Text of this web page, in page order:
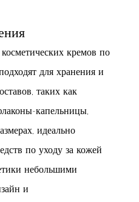
кремов по
для хранения и
таких как
капельницы,
идеально
по уходу за кожей
небольшими
и